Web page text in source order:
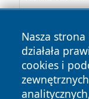
Nasza
działała
cookies i
Copyright © 2026
zastrzeżone.